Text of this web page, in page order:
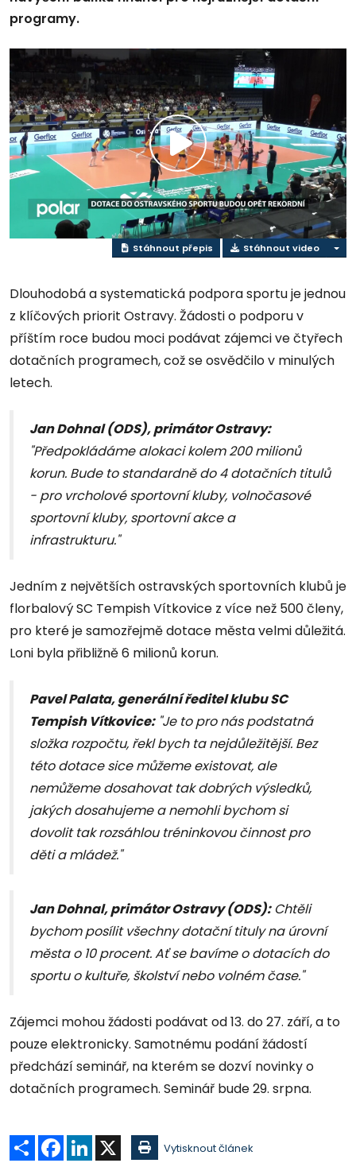
programy.
Přehrát
video
Stáhnout přepis Stáhnout video
Dlouhodobá a systematická podpora sportu je jednou
z klíčových priorit Ostravy. Žádosti o podporu v
příštím roce budou moci podávat zájemci ve čtyřech
dotačních programech, což se osvědčilo v minulých
letech.
Jan Dohnal (ODS), primátor Ostravy:
"Předpokládáme alokaci kolem 200 milionů
korun. Bude to standardně do 4 dotačních titulů
- pro vrcholové sportovní kluby, volnočasové
sportovní kluby, sportovní akce a
infrastrukturu."
Jedním z největších ostravských sportovních klubů je
florbalový SC Tempish Vítkovice z více než 500 členy,
pro které je samozřejmě dotace města velmi důležitá.
Loni byla přibližně 6 milionů korun.
Pavel Palata, generální ředitel klubu SC
Tempish Vítkovice:"Je to pro nás podstatná
složka rozpočtu, řekl bych ta nejdůležitější. Bez
této dotace sice můžeme existovat, ale
nemůžeme dosahovat tak dobrých výsledků,
jakých dosahujeme a nemohli bychom si
dovolit tak rozsáhlou tréninkovou činnost pro
děti a mládež."
Jan Dohnal, primátor Ostravy (ODS):Chtěli
bychom posílit všechny dotační tituly na úrovní
města o 10 procent. Ať se bavíme o dotacích do
sportu o kultuře, školství nebo volném čase."
Zájemci mohou žádosti podávat od 13. do 27. září, a to
pouze elektronicky. Samotnému podání žádostí
předchází seminář, na kterém se dozví novinky o
dotačních programech. Seminář bude 29. srpna.
Sdílet Facebook
LinkedIn Vytisknout článek